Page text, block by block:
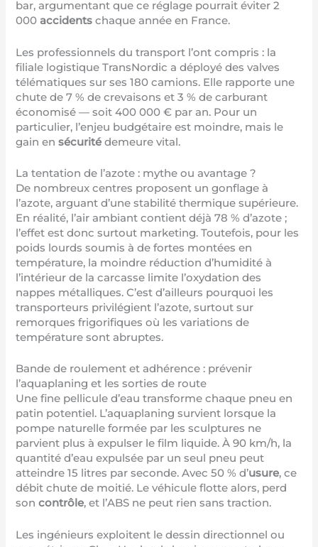
bar, argumentant que ce réglage pourrait éviter 2
000accidents chaque année en France.
Les professionnels du transport l’ont compris : la
filiale logistique TransNordic a déployé des valves
télématiques sur ses 180 camions. Elle rapporte une
chute de 7 % de crevaisons et 3 % de carburant
économisé — soit 400 000 € par an. Pour un
particulier, l’enjeu budgétaire est moindre, mais le
gain ensécurité demeure vital.
La tentation de l’azote : mythe ou avantage ?
De nombreux centres proposent un gonflage à
l’azote, arguant d’une stabilité thermique supérieure.
En réalité, l’air ambiant contient déjà 78 % d’azote ;
l’effet est donc surtout marketing. Toutefois, pour les
poids lourds soumis à de fortes montées en
température, la moindre réduction d’humidité à
l’intérieur de la carcasse limite l’oxydation des
nappes métalliques. C’est d’ailleurs pourquoi les
transporteurs privilégient l’azote, surtout sur
remorques frigorifiques où les variations de
température sont abruptes.
Bande de roulement et adhérence : prévenir
l’aquaplaning et les sorties de route
Une fine pellicule d’eau transforme chaque pneu en
patin potentiel. L’aquaplaning survient lorsque la
pompe naturelle formée par les sculptures ne
parvient plus à expulser le film liquide. À 90 km/h, la
quantité d’eau expulsée par un seul pneu peut
atteindre 15 litres par seconde. Avec 50 % d’usure, ce
débit chute de moitié. Le véhicule flotte alors, perd
soncontrôle, et l’ABS ne peut rien sans traction.
Les ingénieurs exploitent le dessin directionnel ou